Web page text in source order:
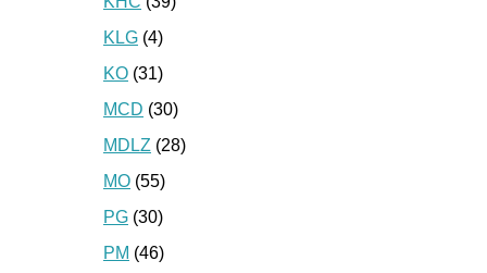
KLG (4)
KO (31)
MCD (30)
MDLZ (28)
MO (55)
PG (30)
PM (46)